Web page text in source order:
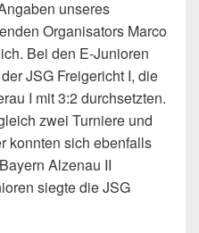
unseres
Organisators Marco
Bei den E-Junioren
JSG Freigericht I, die
I mit 3:2 durchsetzten.
zwei Turniere und
konnten sich ebenfalls
Alzenau II
siegte die JSG